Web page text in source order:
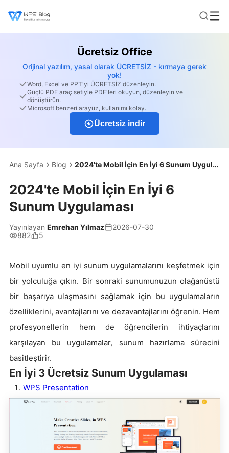
Ücretsiz Office
Orijinal yazılım, yasal olarak ÜCRETSİZ - kırmaya gerek
yok!
Word, Excel ve PPT'yi ÜCRETSİZ düzenleyin.
Güçlü PDF araç setiyle PDF'leri okuyun, düzenleyin ve
dönüştürün.
Microsoft benzeri arayüz, kullanımı kolay.
Ücretsiz indir
Ana Sayfa Blog 2024'te Mobil İçin En İyi 6 Sunum Uygulaması
2024'te Mobil İçin En İyi 6
Sunum Uygulaması
Yayınlayan Emrehan Yılmaz
2026-07-30
882
5
Mobil uyumlu en iyi sunum uygulamalarını keşfetmek için
bir yolculuğa çıkın. Bir sonraki sunumunuzun olağanüstü
bir başarıya ulaşmasını sağlamak için bu uygulamaların
özelliklerini, avantajlarını ve dezavantajlarını öğrenin. Hem
profesyonellerin hem de öğrencilerin ihtiyaçlarını
karşılayan bu uygulamalar, sunum hazırlama sürecini
basitleştirir.
En İyi 3 Ücretsiz Sunum Uygulaması
WPS Presentation